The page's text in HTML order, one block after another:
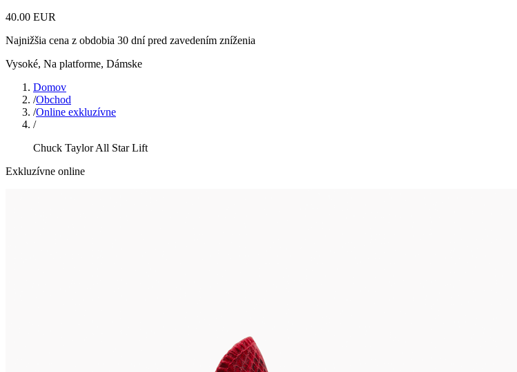
40.00 EUR
Najnižšia cena z obdobia 30 dní pred zavedením zníženia
Vysoké, Na platforme, Dámske
Domov
/Obchod
/Online exkluzívne
/
Chuck Taylor All Star Lift
Exkluzívne online